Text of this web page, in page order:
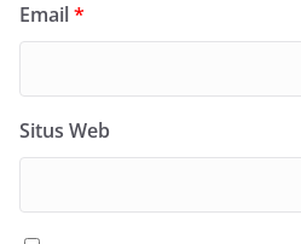
Email*
Situs Web